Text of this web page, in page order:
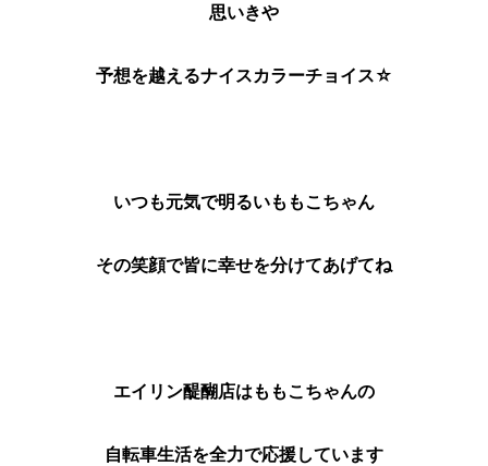
思いきや
予想を越えるナイスカラーチョイス☆
いつも元気で明るいももこちゃん
その笑顔で皆に幸せを分けてあげてね
エイリン醍醐店はももこちゃんの
自転車生活を全力で応援しています